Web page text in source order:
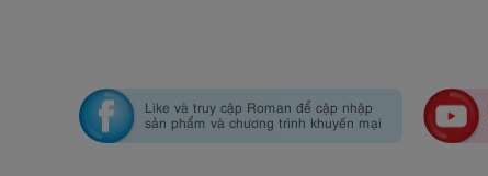
Like và truy cập Roman để cập nhập
sản phẩm và chương trình khuyến mại